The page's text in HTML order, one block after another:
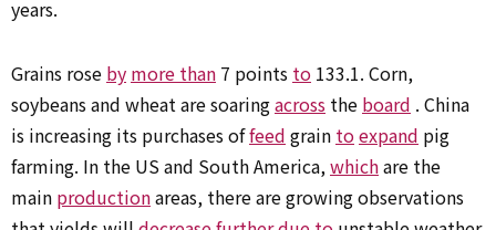
years.
Grains rose by more than 7 points to 133.1. Corn,
soybeans and wheat are soaringacross the board . China
is increasing its purchases offeed grain toexpand pig
farming. In the US and South America,whichare the
main productionareas, there are growing observations